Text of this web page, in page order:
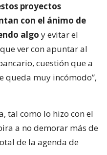
proyectos
con el ánimo de
algo y evitar el
ver con apuntar al
cuestión que a
queda muy incómodo”,
tal como lo hizo con el
a no demorar más de
de la agenda de